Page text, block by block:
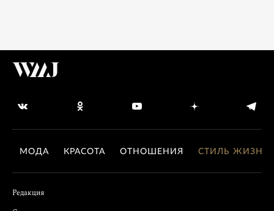
МОДА КРАСОТА ОТНОШЕНИЯ СТИЛЬ ЖИЗНИ
Редакция